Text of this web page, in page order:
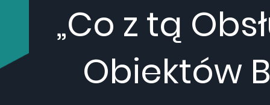
„Co z tą
Obiektów